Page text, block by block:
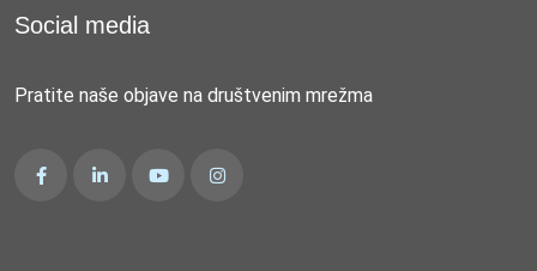
Social media
Pratite naše objave na društvenim mrežma